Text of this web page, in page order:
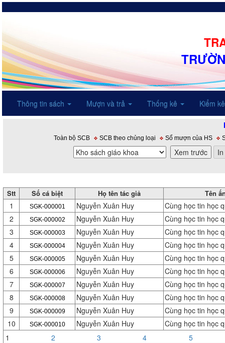
Thông tin sách Mượn và trả Thống kê Kiểm
Toàn bộ SCB SCB theo chủng loại Sổ mượn của HS
Stt Số cá biệt Họ tên tác giả Tên
1 SGK-000001 Nguyễn Xuân Huy
Cùng học tin học
2
SGK-000002 Nguyễn Xuân Huy
Cùng học tin học
3
SGK-000003 Nguyễn Xuân Huy
Cùng học tin học
4
SGK-000004 Nguyễn Xuân Huy
Cùng học tin học
5
SGK-000005 Nguyễn Xuân Huy
Cùng học tin học
6
SGK-000006 Nguyễn Xuân Huy
Cùng học tin học
7
SGK-000007 Nguyễn Xuân Huy
Cùng học tin học
8
SGK-000008 Nguyễn Xuân Huy
Cùng học tin học
9
SGK-000009 Nguyễn Xuân Huy
Cùng học tin học
10
SGK-000010 Nguyễn Xuân Huy
Cùng học tin học
1
2 3 4 5